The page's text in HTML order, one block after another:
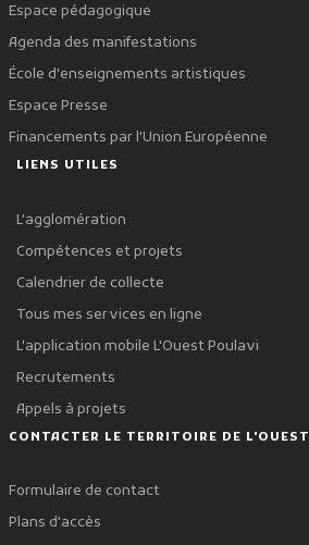
Espace pédagogique
Agenda des manifestations
École d'enseignements artistiques
Espace Presse
Financements par l'Union Européenne
LIENS UTILES
L'agglomération
Compétences et projets
Calendrier de collecte
Tous mes services en ligne
L'application mobile L'Ouest Poulavi
Recrutements
Appels à projets
CONTACTER LE TERRITOIRE DE L'OUEST
Formulaire de contact
Plans d'accès